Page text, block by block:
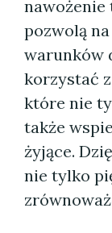
pozwolą
warunków
korzystać
które nie
także
żyjące.
nie tylko